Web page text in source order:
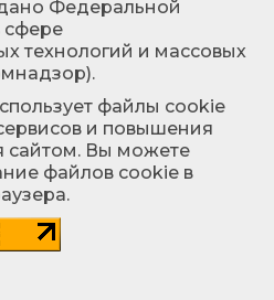
Федеральной
сфере
технологий и массовых
файлы cookie
и повышения
сайтом. Вы можете
файлов cookie в